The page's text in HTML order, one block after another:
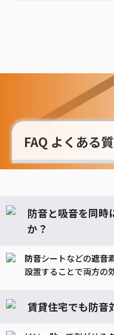
FAQ よくある
防音と吸音を同時
か？
防音シートなどの遮音
設置することで両方の
賃貸住宅でも防音